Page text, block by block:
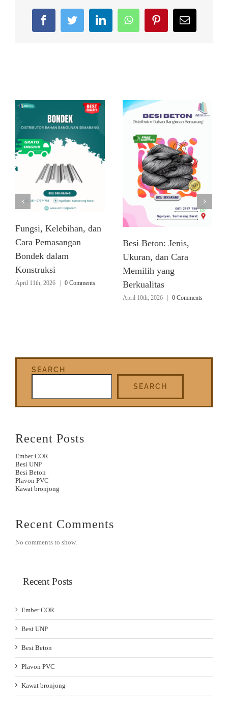
FacebookTwitterLinkedInWhatsAppPinterestEmail
Fungsi, Kelebihan, dan
Cara Pemasangan
Bondek dalam
Konstruksi
April 11th, 2026 0 Comments
Besi Beton: Jenis,
Ukuran, dan Cara
Memilih yang
Berkualitas
April 10th, 2026 0 Comments
SEARCH
SEARCH
Recent Posts
Ember COR
Besi UNP
Besi Beton
Plavon PVC
Kawat bronjong
Recent Comments
No comments to show.
Recent Posts
Ember COR
Besi UNP
Besi Beton
Plavon PVC
Kawat bronjong